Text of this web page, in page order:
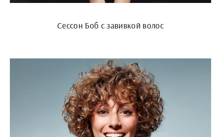
Сессон Боб с завивкой волос